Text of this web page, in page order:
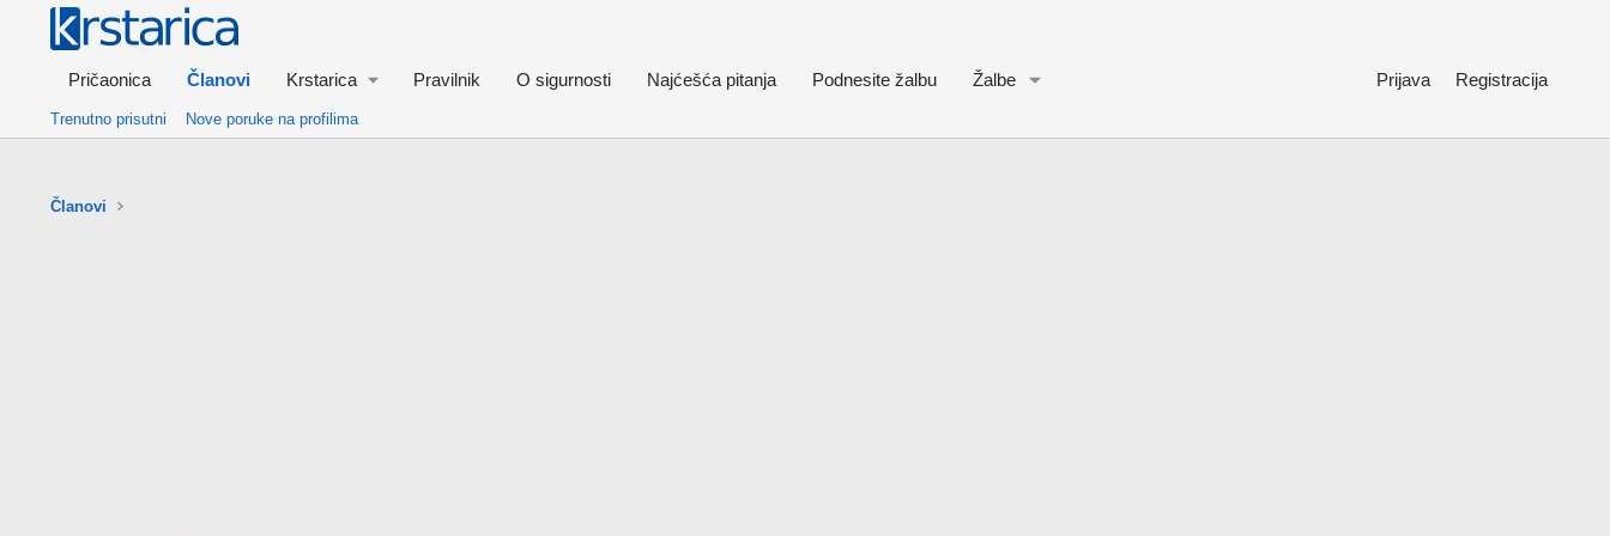
Pričaonica Članovi Krstarica Pravilnik O sigurnosti Najćešća pitanja Podnesite žalbu Žalbe Prijava Registracija
Trenutno prisutni Nove poruke na profilima
Članovi